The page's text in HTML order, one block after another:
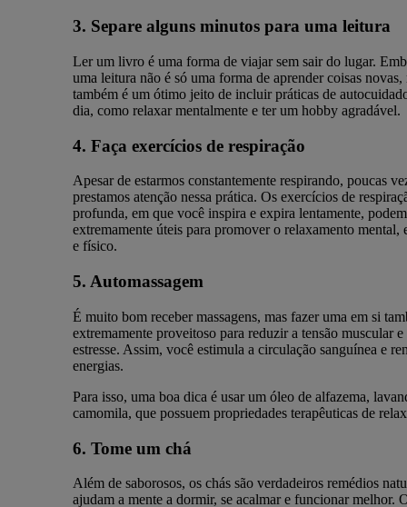
3. Separe alguns minutos para uma leitura
Ler um livro é uma forma de viajar sem sair do lugar.
uma leitura não é só uma forma de aprender coisas novas,
também é um ótimo jeito de incluir práticas de
dia, como relaxar mentalmente e ter um hobby agradável.
4. Faça exercícios de respiração
Apesar de estarmos constantemente respirando, poucas
prestamos atenção nessa prática. Os exercícios de
profunda, em que você inspira e expira lentamente,
extremamente úteis para promover o relaxamento mental,
e físico.
5. Automassagem
É muito bom receber massagens, mas fazer uma em si
extremamente proveitoso para reduzir a tensão muscular
estresse. Assim, você estimula a circulação sanguínea e
energias.
Para isso, uma boa dica é usar um óleo de alfazema,
camomila, que possuem propriedades terapêuticas de
6. Tome um chá
Além de saborosos, os chás são verdadeiros remédios
ajudam a mente a dormir, se acalmar e funcionar melhor.